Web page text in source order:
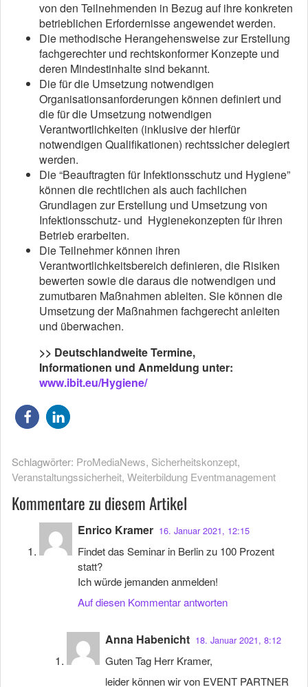
von den Teilnehmenden in Bezug auf ihre konkreten
betrieblichen Erfordernisse angewendet werden.
Die methodische Herangehensweise zur Erstellung
fachgerechter und rechtskonformer Konzepte und
deren Mindestinhalte sind bekannt.
Die für die Umsetzung notwendigen
Organisationsanforderungen können definiert und
die für die Umsetzung notwendigen
Verantwortlichkeiten (inklusive der hierfür
notwendigen Qualifikationen) rechtssicher delegiert
werden.
Die “Beauftragten für Infektionsschutz und Hygiene”
können die rechtlichen als auch fachlichen
Grundlagen zur Erstellung und Umsetzung von
Infektionsschutz- und Hygienekonzepten für ihren
Betrieb erarbeiten.
Die Teilnehmer können ihren
Verantwortlichkeitsbereich definieren, die Risiken
bewerten sowie die daraus die notwendigen und
zumutbaren Maßnahmen ableiten. Sie können die
Umsetzung der Maßnahmen fachgerecht anleiten
und überwachen.
>> Deutschlandweite Termine,
Informationen und Anmeldung unter:
www.ibit.eu/Hygiene/
Schlagwörter: ProMediaNews, Sicherheitskonzept,
Veranstaltungssicherheit, Weiterbildung Eventmanagement
Kommentare zu diesem Artikel
Enrico Kramer 16. Januar 2021, 12:15
Findet das Seminar in Berlin zu 100 Prozent
statt?
Ich würde jemanden anmelden!
Auf diesen Kommentar antworten
Anna Habenicht 18. Januar 2021, 8:12
Guten Tag Herr Kramer,
leider können wir von EVENT PARTNER